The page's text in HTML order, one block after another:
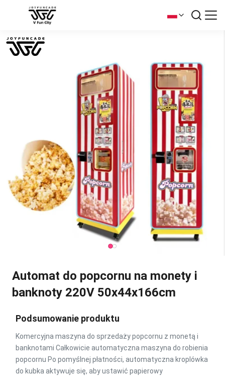
Automat do popcornu na monety i
banknoty 220V 50x44x166cm
Podsumowanie produktu
Komercyjna maszyna do sprzedaży popcornu z monetą i
banknotami Całkowicie automatyczna maszyna do robienia
popcornu Po pomyślnej płatności, automatyczna kroplówka
do kubka aktywuje się, aby ustawić papierowy